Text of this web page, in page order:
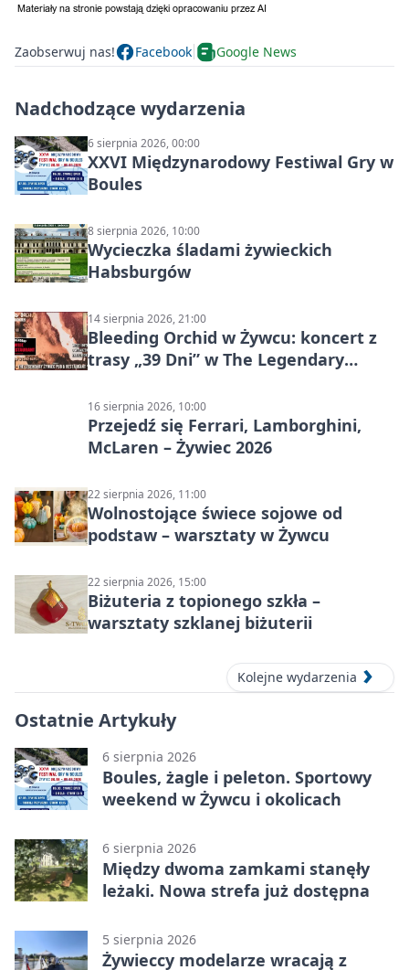
Zaobserwuj nas! Facebook Google News
Nadchodzące wydarzenia
6 sierpnia 2026, 00:00
XXVI Międzynarodowy Festiwal Gry w
Boules
8 sierpnia 2026, 10:00
Wycieczka śladami żywieckich
Habsburgów
14 sierpnia 2026, 21:00
Bleeding Orchid w Żywcu: koncert z
trasy „39 Dni” w The Legendary
16 sierpnia 2026, 10:00
Przejedź się Ferrari, Lamborghini,
McLaren – Żywiec 2026
22 sierpnia 2026, 11:00
Wolnostojące świece sojowe od
podstaw – warsztaty w Żywcu
22 sierpnia 2026, 15:00
Biżuteria z topionego szkła –
warsztaty szklanej biżuterii
Kolejne wydarzenia
Ostatnie Artykuły
6 sierpnia 2026
Boules, żagle i peleton. Sportowy
weekend w Żywcu i okolicach
6 sierpnia 2026
Między dwoma zamkami stanęły
leżaki. Nowa strefa już dostępna
5 sierpnia 2026
Żywieccy modelarze wracają z